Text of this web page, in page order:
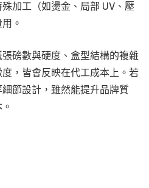
加工（如燙金、局部 UV、壓
。
磅數與硬度、盒型結構的複雜
，皆會反映在代工成本上。若
節設計，雖然能提升品牌質